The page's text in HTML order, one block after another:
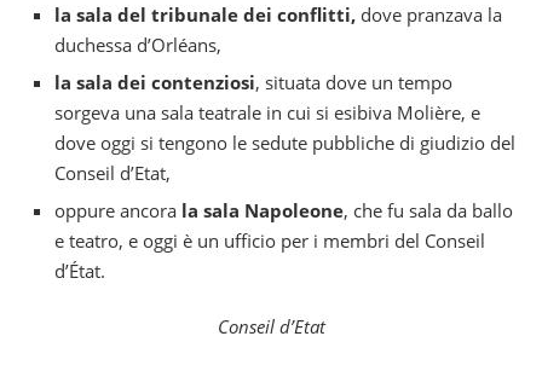
la sala del tribunale dei conflitti, dove pranzava la
duchessa d’Orléans,
la sala dei contenziosi, situata dove un tempo
sorgeva una sala teatrale in cui si esibiva Molière, e
dove oggi si tengono le sedute pubbliche di giudizio del
Conseil d’Etat,
oppure ancora la sala Napoleone, che fu sala da ballo
e teatro, e oggi è un ufficio per i membri del Conseil
d’État.
Conseil d’Etat